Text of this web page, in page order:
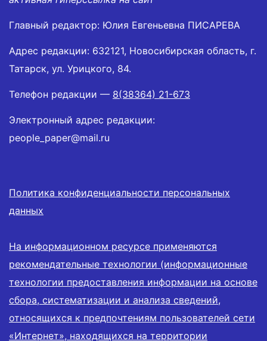
Главный редактор: Юлия Евгеньевна ПИСАРЕВА
Адрес редакции: 632121, Новосибирская область, г.
Татарск, ул. Урицкого, 84.
Телефон редакции — 8(38364) 21-673
Электронный адрес редакции:
people_paper@mail.ru
Политика конфиденциальности персональных
данных
На информационном ресурсе применяются
рекомендательные технологии (информационные
технологии предоставления информации на основе
сбора, систематизации и анализа сведений,
относящихся к предпочтениям пользователей сети
«Интернет», находящихся на территории